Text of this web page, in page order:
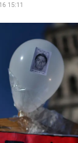
15:11